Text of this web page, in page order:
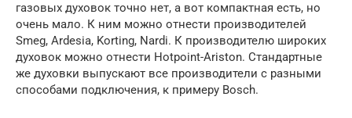
газовых духовок точно нет, а вот компактная есть, но
очень мало. К ним можно отнести производителей
Smeg, Ardesia, Korting, Nardi. К производителю широких
духовок можно отнести Hotpoint-Ariston. Стандартные
же духовки выпускают все производители с разными
способами подключения, к примеру Bosch.